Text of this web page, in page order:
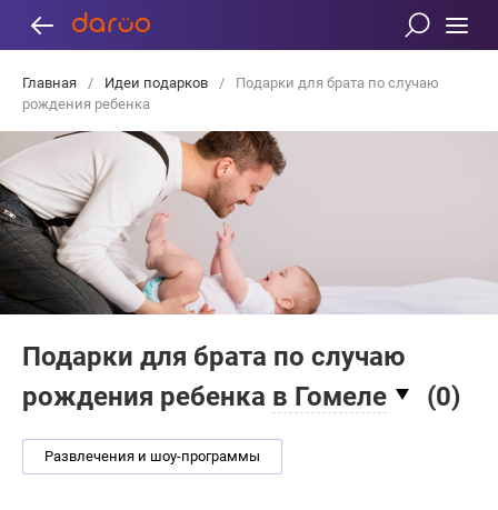
Главная / Идеи подарков /
Подарки для брата по случаю
рождения ребенка
Подарки для брата по случаю
рождения ребенка в Гомеле (0)
Развлечения и шоу-программы